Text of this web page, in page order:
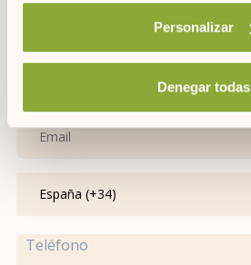
Personalizar
Denegar todas
Teléfono